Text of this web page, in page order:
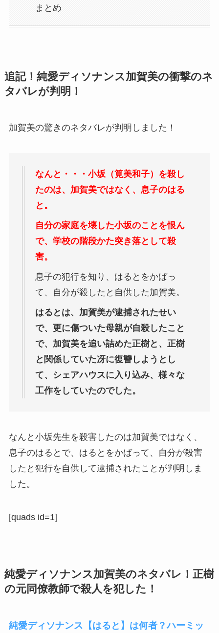
まとめ
追記！純愛ディソナンス加賀美の衝撃のネ
タバレが判明！
加賀美の驚きのネタバレが判明しました！
なんと・・・小坂（筧美和子）を殺し
たのは、加賀美ではなく、息子のはる
と。
自分の家庭を壊した小坂のことを恨ん
で、学校の階段かた突き落として殺
害。
息子の犯行を知り、はるとをかばっ
て、自分が殺したと自供した加賀美。
はるとは、加賀美が逮捕されたせい
で、更に傷ついた母親が自殺したこと
で、加賀美を追い詰めた正樹と、正樹
と関係していた冴に復讐しようとし
て、シェアハウスに入り込み、様々な
工作をしていたのでした。
なんと小坂先生を殺害したのは加賀美ではなく、
息子のはるとで、はるとをかばって、自分が殺害
したと犯行を自供して逮捕されたことが判明しま
した。
[quads id=1]
純愛ディソナンス加賀美のネタバレ！正樹
の元同僚教師で殺人を犯した！
純愛ディソナンス【はると】は何者？ハーミッ